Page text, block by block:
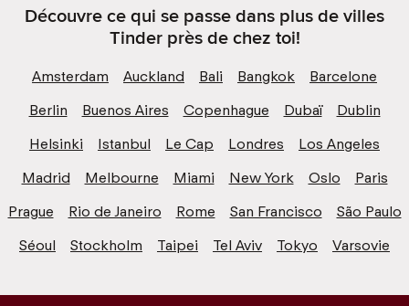
Découvre ce qui se passe dans plus de villes
Tinder près de chez toi!
Amsterdam Auckland Bali Bangkok
Barcelone
Berlin
Buenos Aires Copenhague Dubaï
Dublin
Helsinki
Istanbul Le Cap Londres
Los Angeles
Madrid
Melbourne Miami New York Oslo
Paris
Prague
Rio de Janeiro Rome San Francisco
São Paulo
Séoul
Stockholm Taipei Tel Aviv Tokyo Varsovie